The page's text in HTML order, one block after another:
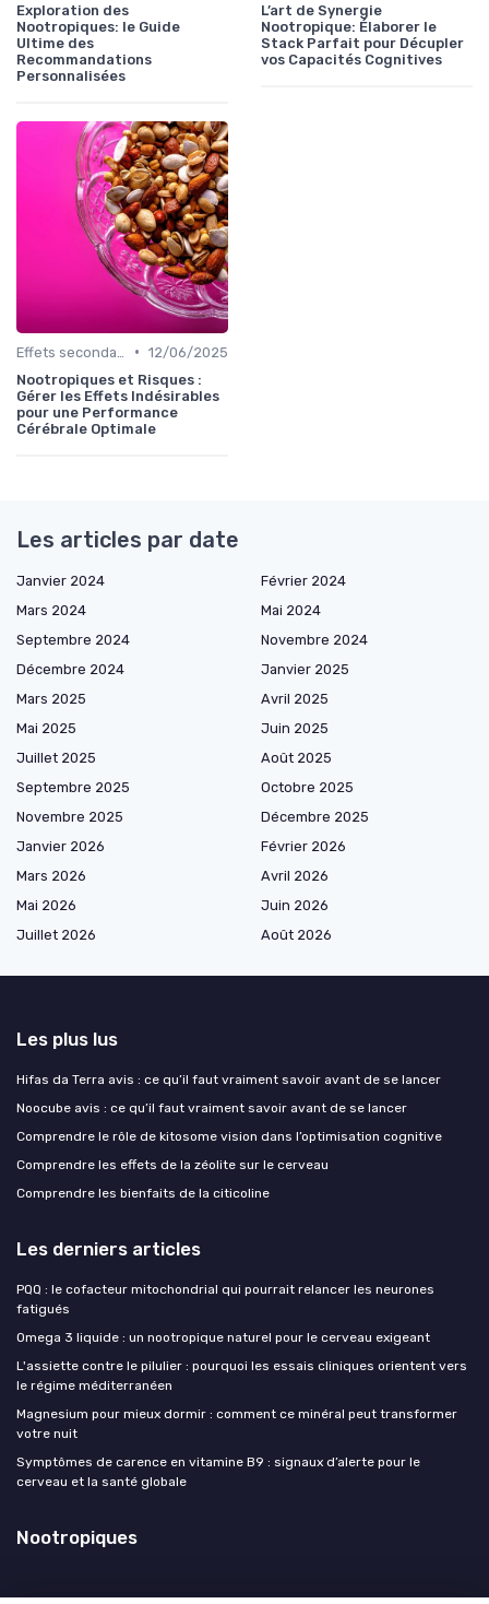
Exploration des
Nootropiques: le Guide
Ultime des
Recommandations
Personnalisées
L’art de Synergie
Nootropique: Élaborer le
Stack Parfait pour Décupler
vos Capacités Cognitives
• 12/06/2025
Nootropiques et Risques :
Gérer les Effets Indésirables
pour une Performance
Cérébrale Optimale
Les articles par date
Janvier 2024
Février 2024
Mars 2024
Mai 2024
Septembre 2024
Novembre 2024
Décembre 2024
Janvier 2025
Mars 2025
Avril 2025
Mai 2025
Juin 2025
Juillet 2025
Août 2025
Septembre 2025
Octobre 2025
Novembre 2025
Décembre 2025
Janvier 2026
Février 2026
Mars 2026
Avril 2026
Mai 2026
Juin 2026
Juillet 2026
Août 2026
Les plus lus
Hifas da Terra avis : ce qu’il faut vraiment savoir avant de se lancer
Noocube avis : ce qu’il faut vraiment savoir avant de se lancer
Comprendre le rôle de kitosome vision dans l’optimisation cognitive
Comprendre les effets de la zéolite sur le cerveau
Comprendre les bienfaits de la citicoline
Les derniers articles
PQQ : le cofacteur mitochondrial qui pourrait relancer les neurones
fatigués
Omega 3 liquide : un nootropique naturel pour le cerveau exigeant
L'assiette contre le pilulier : pourquoi les essais cliniques orientent vers
le régime méditerranéen
Magnesium pour mieux dormir : comment ce minéral peut transformer
votre nuit
Symptômes de carence en vitamine B9 : signaux d’alerte pour le
cerveau et la santé globale
Nootropiques